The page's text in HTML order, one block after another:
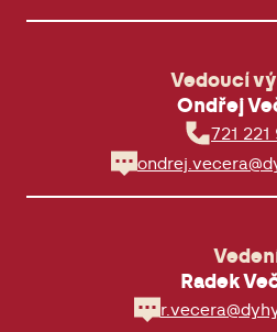
Vedoucí
Ondřej
721 221
Radek